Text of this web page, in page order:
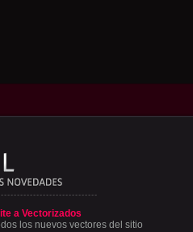
a Vectorizados
los nuevos vectores del sitio